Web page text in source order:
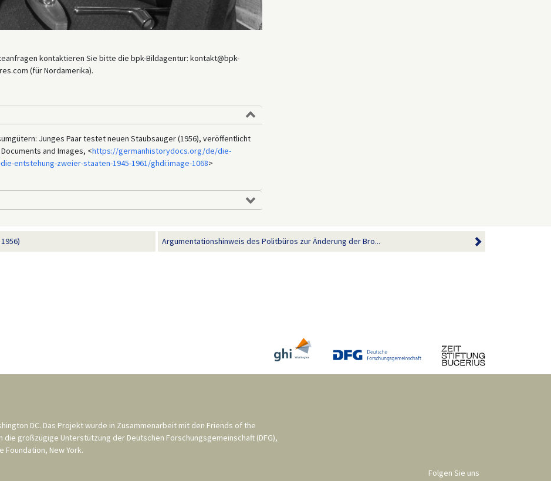
kontaktieren Sie bitte die bpk-Bildagentur: kontakt@bpk-
(für Nordamerika).
Junges Paar testet neuen Staubsauger (1956), veröffentlicht
and Images, <https://germanhistorydocs.org/de/die-
entstehung-zweier-staaten-1945-1961/ghdi:image-1068>
Argumentationshinweis des Politbüros zur Änderung der Bro...
DC. Das Projekt wurde in Zusammenarbeit mit den Friends of the
die großzügige Unterstützung der Deutschen Forschungsgemeinschaft (DFG),
Foundation, New York.
Folgen Sie uns